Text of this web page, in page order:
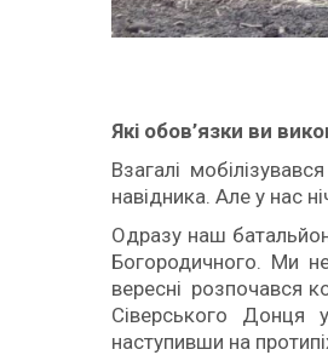
Які обов’язки ви
Взагалі
навідника. Але у нас
Одразу наш
Богородичного. Ми
вересні розпочався
Сіверського
наступивши на